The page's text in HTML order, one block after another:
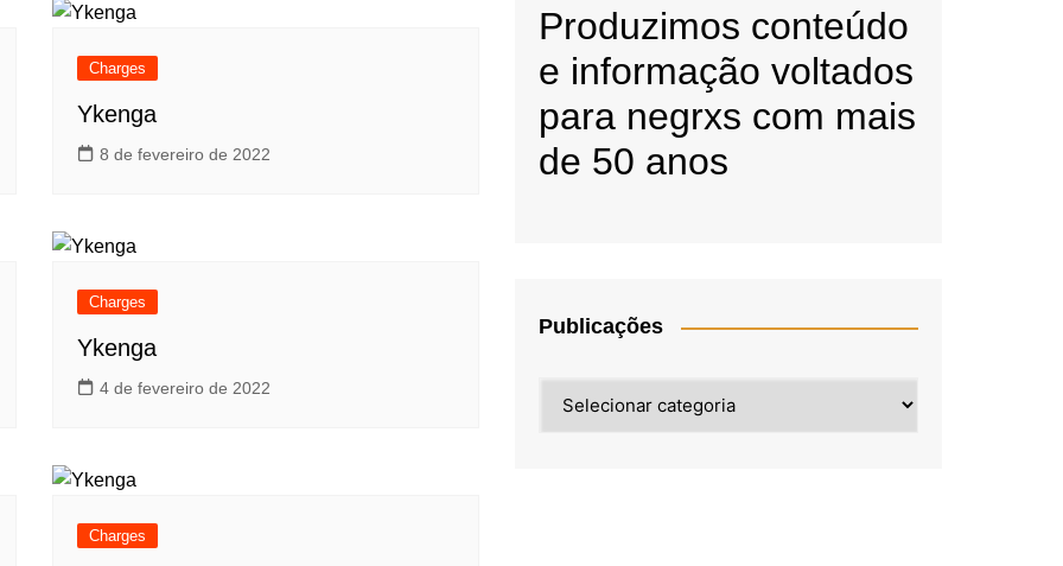
Charges
Ykenga
8 de fevereiro de 2022
Charges
Ykenga
4 de fevereiro de 2022
Charges
Produzimos conteúdo
e informação voltados
para negrxs com mais
de 50 anos
Publicações